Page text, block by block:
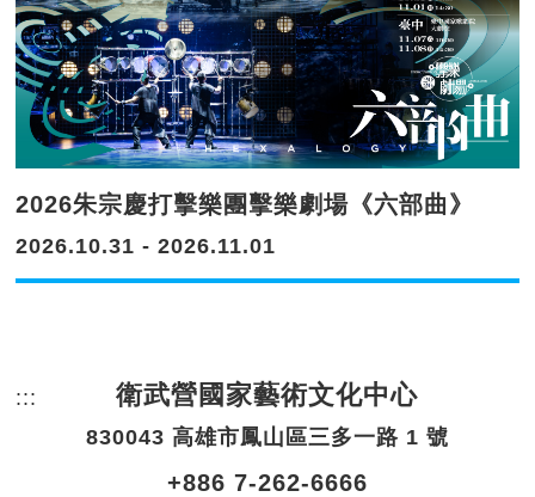
2026朱宗慶打擊樂團擊樂劇場《六部曲》
2026.10.31 - 2026.11.01
::: 頁尾網站資訊。
衛武營國家藝術文化中心
830043 高雄市鳳山區三多一路 1 號
+886 7-262-6666